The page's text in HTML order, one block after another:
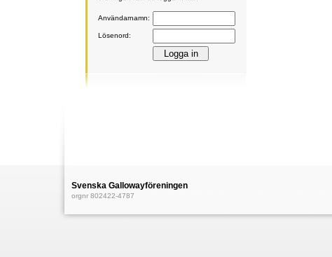
Användarnamn:
Lösenord:
Svenska Gallowayföreningen
orgnr 802422-4787